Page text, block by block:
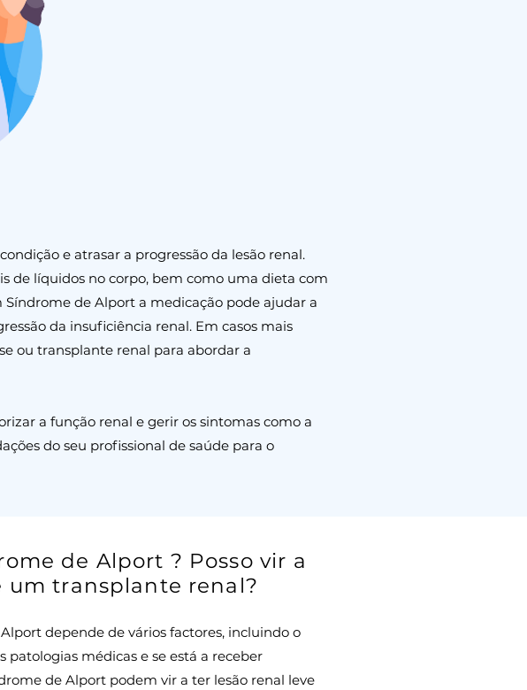
e atrasar a progressão da lesão renal.
de líquidos no corpo, bem como uma dieta com
de Alport a medicação pode ajudar a
da insuficiência renal. Em casos mais
ou transplante renal para abordar a
a função renal e gerir os sintomas como a
do seu profissional de saúde para o
de Alport ? Posso vir a
um transplante renal?
depende de vários factores, incluindo o
médicas e se está a receber
de Alport podem vir a ter lesão renal leve